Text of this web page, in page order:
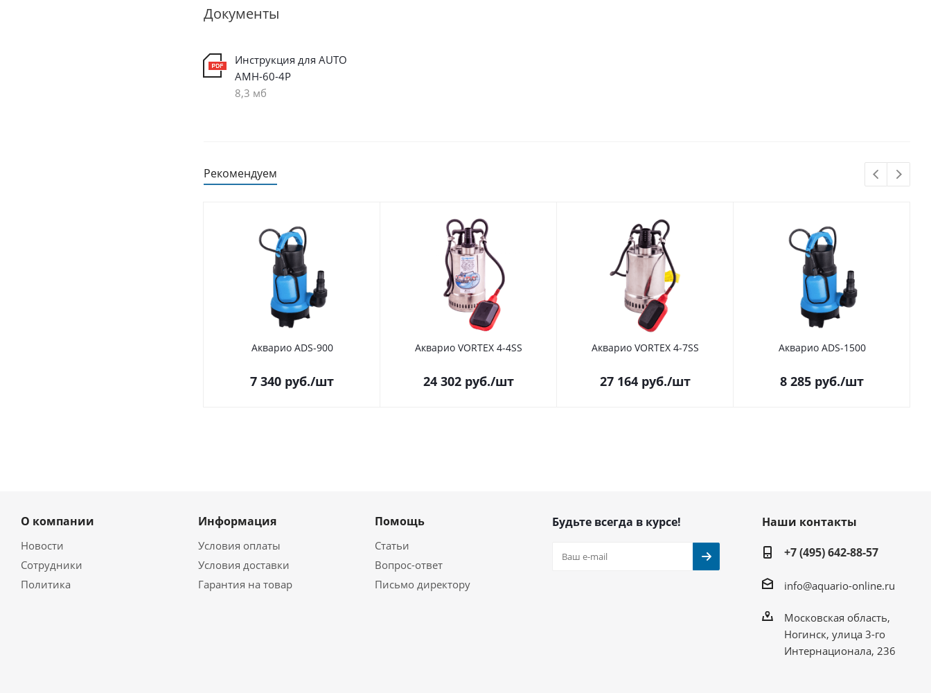
Документы
Инструкция для AUTO
AMH-60-4P
8,3 мб
Рекомендуем
Акварио ADS-900
7 340 руб./шт
Акварио VORTEX 4-4SS
24 302 руб./шт
Акварио VORTEX 4-7SS
27 164 руб./шт
Акварио ADS-1500
8 285 руб./шт
О компании
Новости
Сотрудники
Политика
Информация
Условия оплаты
Условия доставки
Гарантия на товар
Помощь
Статьи
Вопрос-ответ
Письмо директору
Будьте всегда в курсе!
Наши контакты
+7 (495) 642-88-57
info@aquario-online.ru
Московская область,
Ногинск, улица 3-го
Интернационала, 236